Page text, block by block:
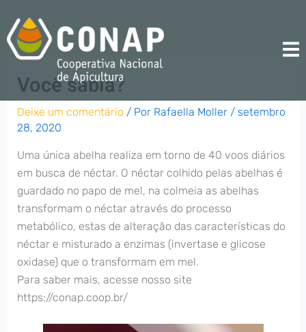
para
conteúdo
Você sabia?
Deixe um comentário / Por Rafaella Moller / setembro
28, 2020
Uma única abelha realiza em torno de 40 voos diários
em busca de néctar. O néctar colhido pelas abelhas é
guardado no papo de mel, na colmeia as abelhas
transformam o néctar através do processo
metabólico, estas de alteração das características do
néctar e misturado a enzimas (invertase e glicose
oxidase) que o transformam em mel.
Para saber mais, acesse nosso site
https://conap.coop.br/